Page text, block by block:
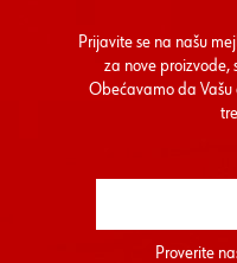
Prijavite se na našu
za nove proizvode,
Obećavamo da
Proverite